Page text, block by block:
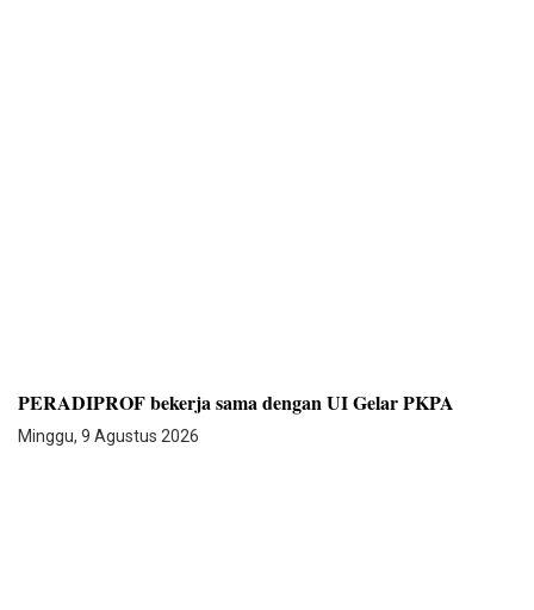
PERADIPROF bekerja sama dengan UI Gelar PKPA
Minggu, 9 Agustus 2026